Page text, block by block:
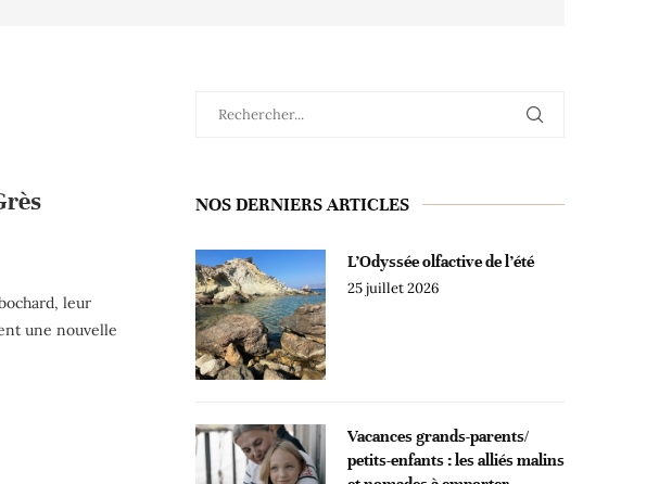
leur
une nouvelle
NOS DERNIERS ARTICLES
L’Odyssée olfactive de l’été
25 juillet 2026
Vacances grands-parents/
petits-enfants : les alliés malins